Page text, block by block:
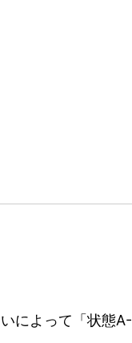
よって「状態